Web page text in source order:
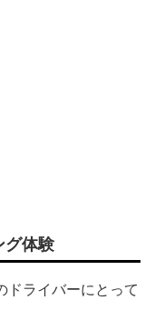
グ体験
ドライバーにとって